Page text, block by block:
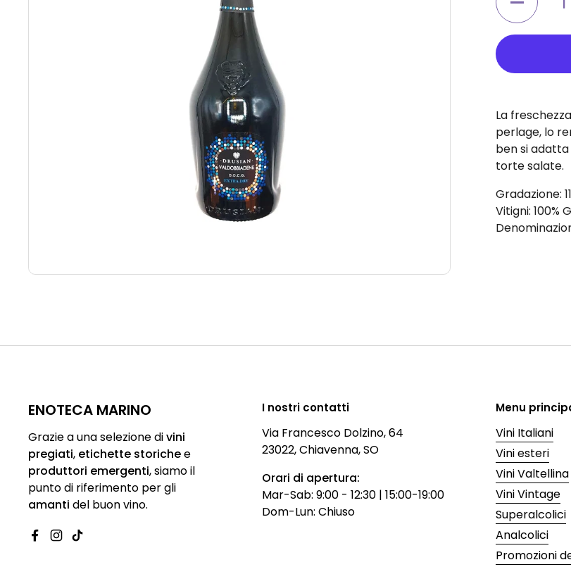
La
perlage, lo
ben si
torte salate.
Gradazione:
Vitigni: 100%
ENOTECA MARINO
Grazie a una selezione divini
pregiati, etichette storichee
produttori emergenti,siamoil
punto di riferimento per gli
amanti del buon vino.
Facebook
Instagram
TikTok
I nostri contatti
Via Francesco Dolzino, 64
23022, Chiavenna, SO
Orari di apertura:
Mar-Sab: 9:00 - 12:30 | 15:00-19:00
Dom-Lun: Chiuso
Menu
Vini Italiani
Vini esteri
Vini Valtellina
Vini Vintage
Superalcolici
Analcolici
Promozioni